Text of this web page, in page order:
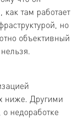
как там работает
но
объективный
ниже. Другими
недоработке